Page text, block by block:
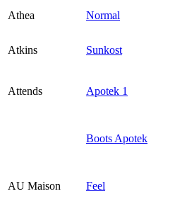
Athea
Normal
Atkins Sunkost
Attends Apotek 1
Boots Apotek
AU Maison Feel